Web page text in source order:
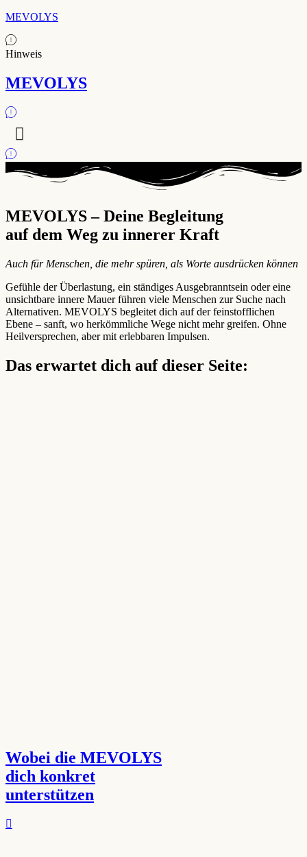
MEVOLYS
Hinweis
MEVOLYS
MEVOLYS – Deine Begleitung
auf dem Weg zu innerer Kraft
Auch für Menschen, die mehr spüren, als Worte ausdrücken können
Gefühle der Überlastung, ein ständiges Ausgebranntsein oder eine
unsichtbare innere Mauer führen viele Menschen zur Suche nach
Alternativen. MEVOLYS begleitet dich auf der feinstofflichen
Ebene – sanft, wo herkömmliche Wege nicht mehr greifen. Ohne
Heilversprechen, aber mit erlebbaren Impulsen.
Das erwartet dich auf dieser Seite:
Wobei die MEVOLYS
dich konkret
unterstützen